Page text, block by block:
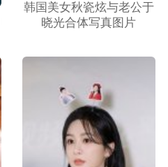
韩国美女秋瓷炫与老公于
晓光合体写真图片